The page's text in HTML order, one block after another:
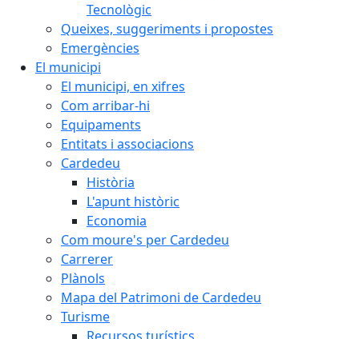
Tecnològic
Queixes, suggeriments i propostes
Emergències
El municipi
El municipi, en xifres
Com arribar-hi
Equipaments
Entitats i associacions
Cardedeu
Història
L'apunt històric
Economia
Com moure's per Cardedeu
Carrerer
Plànols
Mapa del Patrimoni de Cardedeu
Turisme